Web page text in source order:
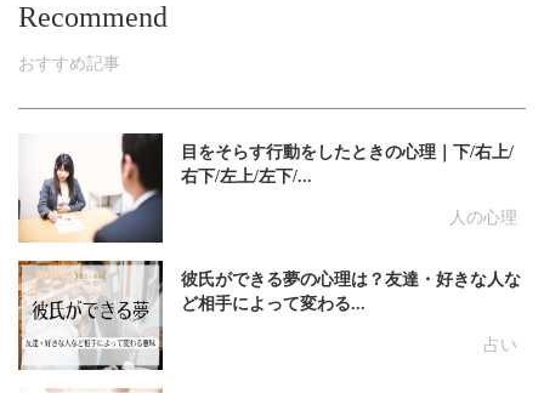
Recommend
おすすめ記事
人の心理
目をそらす行動をしたときの心理｜下/右上/
右下/左上/左下/...
占い
彼氏ができる夢の心理は？友達・好きな人な
ど相手によって変わる...